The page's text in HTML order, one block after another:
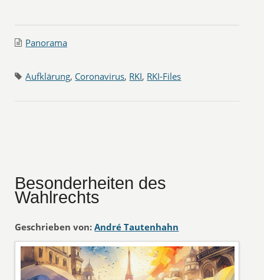
Panorama
Aufklärung, Coronavirus, RKI, RKI-Files
Besonderheiten des
Wahlrechts
Geschrieben von: André Tautenhahn